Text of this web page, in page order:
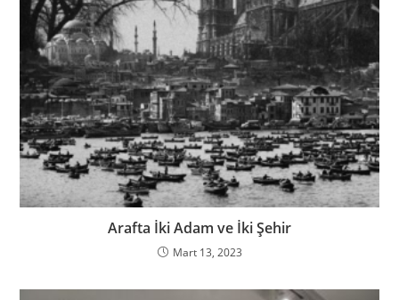
Arafta İki Adam ve İki Şehir
Mart 13, 2023